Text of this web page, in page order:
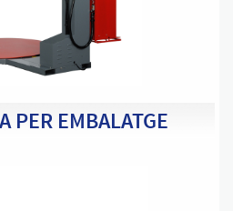
PER EMBALATGE